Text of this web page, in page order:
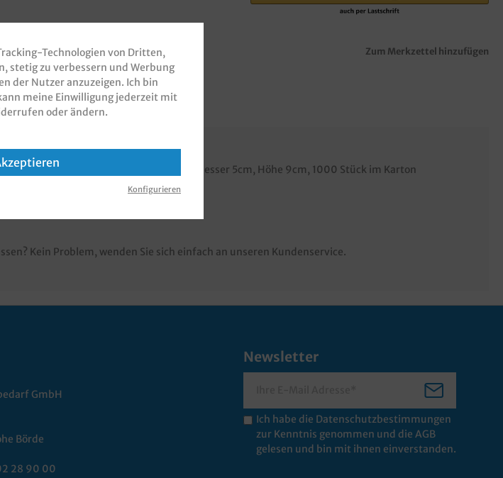
Zum Merkzettel hinzufügen
, Neutralmotiv "Herzen", Bodendurchmesser 5cm, Höhe 9cm, 1000 Stück im Karton
Kein Problem, wenden Sie sich einfach an unseren Kundenservice.
GmbH
Börde
28 90 00
Newsletter
Ich habe die Datenschutzbestimmungen
zur Kenntnis genommen und die AGB
gelesen und bin mit ihnen einverstanden.
Technologien von Dritten,
stetig zu verbessern und Werbung
der Nutzer anzuzeigen. Ich bin
meine Einwilligung jederzeit mit
oder ändern.
Konfigurieren